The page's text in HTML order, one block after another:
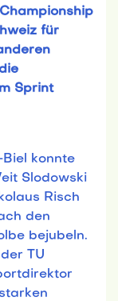
für
Sprint
konnte
Slodowski
Risch
den
bejubeln.
TU